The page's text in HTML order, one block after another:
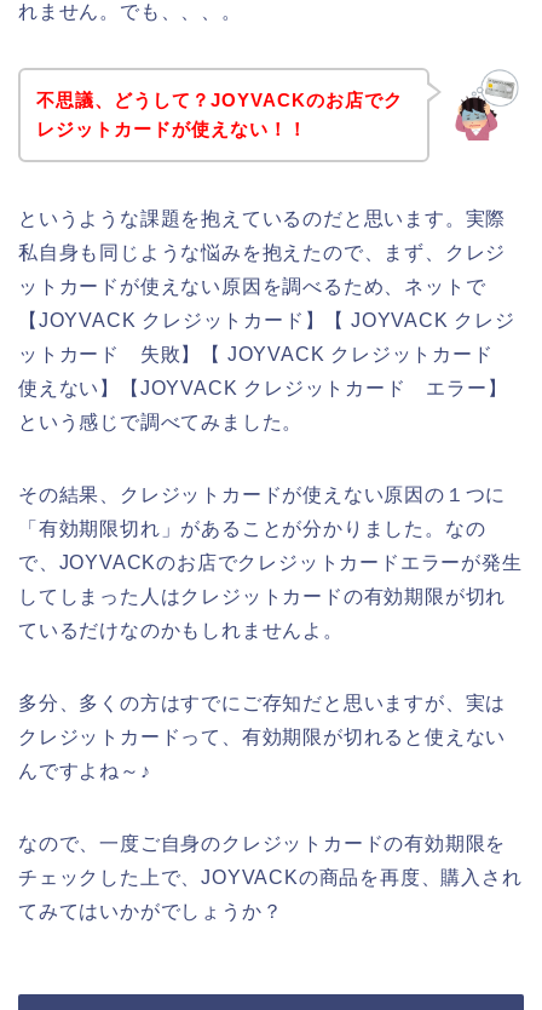
れません。でも、、、。
不思議、どうして？JOYVACKのお店でク
レジットカードが使えない！！
というような課題を抱えているのだと思います。実際
私自身も同じような悩みを抱えたので、まず、クレジ
ットカードが使えない原因を調べるため、ネットで
【JOYVACK クレジットカード】【 JOYVACK クレジ
ットカード 失敗】【 JOYVACK クレジットカード
使えない】【JOYVACK クレジットカード エラー】
という感じで調べてみました。
その結果、クレジットカードが使えない原因の１つに
「有効期限切れ」があることが分かりました。なの
で、JOYVACKのお店でクレジットカードエラーが発生
してしまった人はクレジットカードの有効期限が切れ
ているだけなのかもしれませんよ。
多分、多くの方はすでにご存知だと思いますが、実は
クレジットカードって、有効期限が切れると使えない
んですよね～♪
なので、一度ご自身のクレジットカードの有効期限を
チェックした上で、JOYVACKの商品を再度、購入され
てみてはいかがでしょうか？